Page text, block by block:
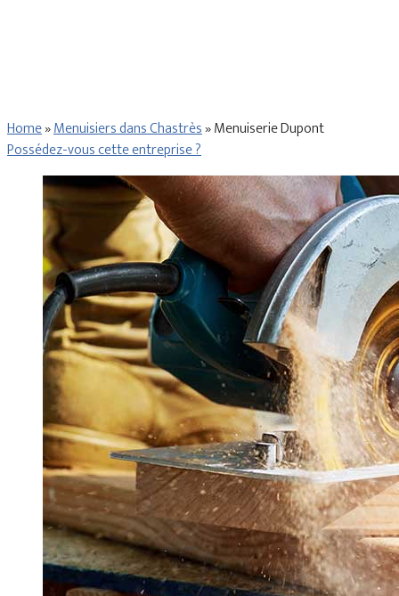
Home»Menuisiers dans Chastrès»Menuiserie Dupont
Possédez-vous cette entreprise ?